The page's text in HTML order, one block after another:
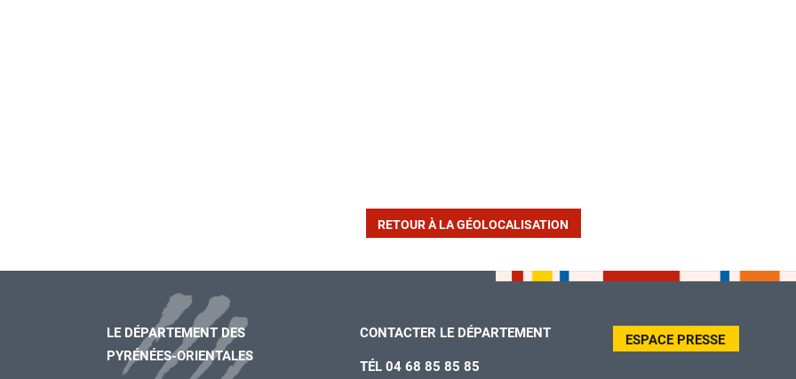
RETOUR À LA GÉOLOCALISATION
LE DÉPARTEMENT DES
PYRÉNÉES-ORIENTALES
CONTACTER LE DÉPARTEMENT
TÉL 04 68 85 85 85
ESPACE PRESSE